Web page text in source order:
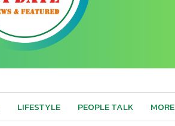
LIFESTYLE PEOPLE TALK MORE